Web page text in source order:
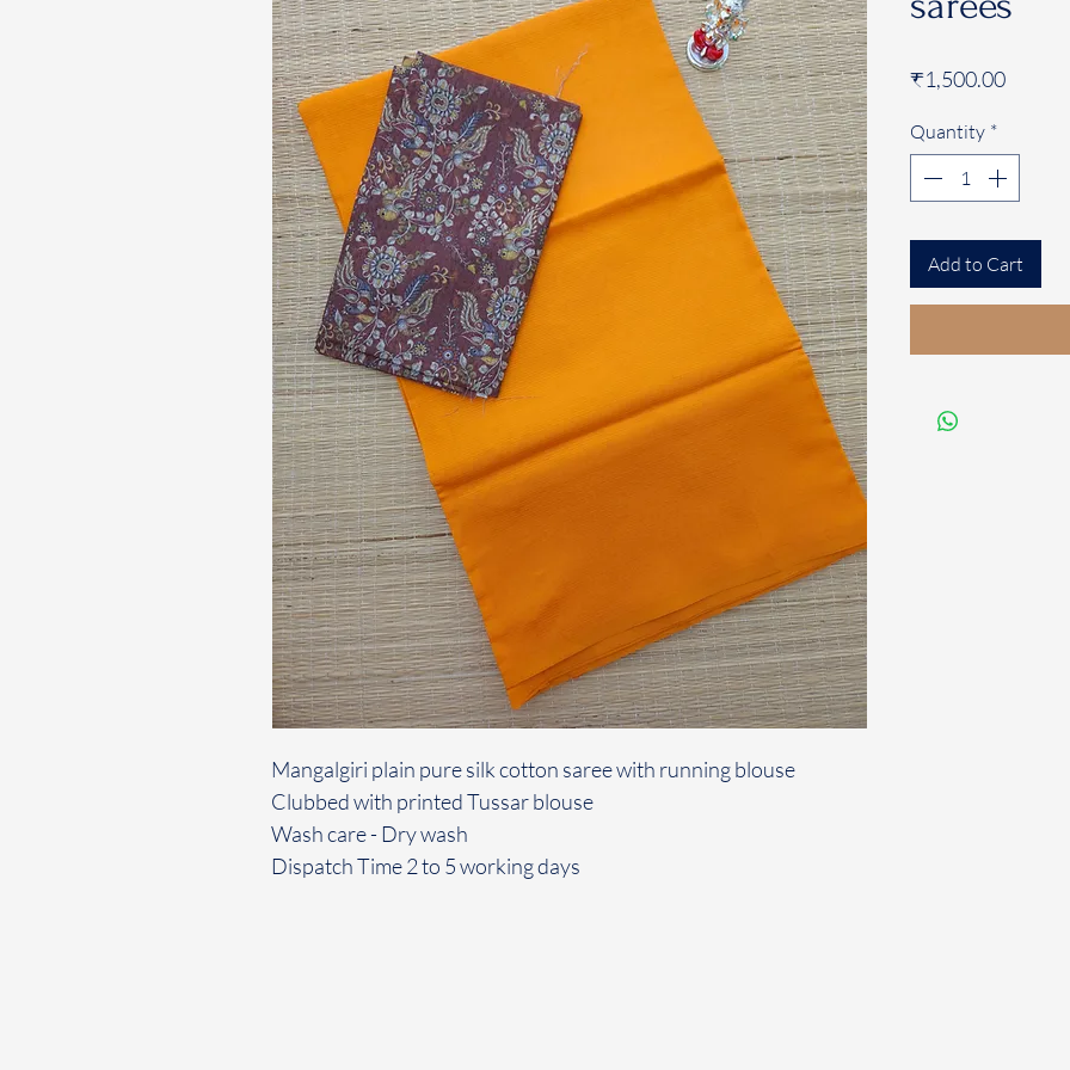
Mangalgiri plain pure silk cotton saree with running blouse
Clubbed with printed Tussar blouse
Wash care - Dry wash
Dispatch Time 2 to 5 working days
₹1,500.00Price
Quantity *
Add to Cart